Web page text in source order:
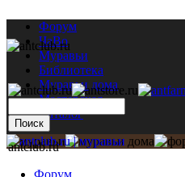
Форум
ЧаВо
Муравьи
Библиотека
Муравьи дома
Мастерская
Каталог
antclub.ru
Форум